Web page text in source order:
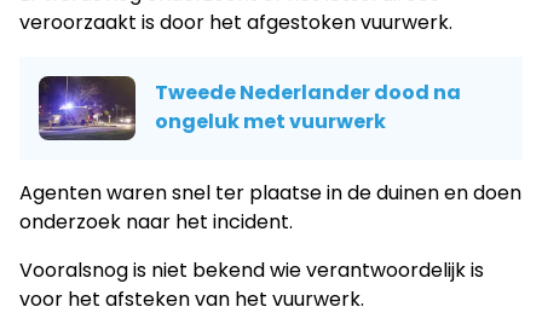
veroorzaakt is door het afgestoken vuurwerk.
Tweede Nederlander dood na
ongeluk met vuurwerk
Agenten waren snel ter plaatse in de duinen en doen
onderzoek naar het incident.
Vooralsnog is niet bekend wie verantwoordelijk is
voor het afsteken van het vuurwerk.